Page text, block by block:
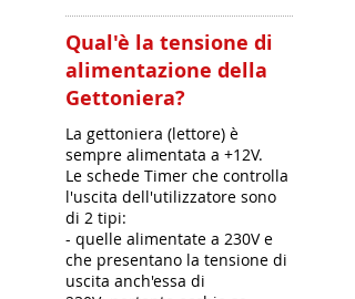
Qual'è la tensione di
alimentazione della
Gettoniera?
La gettoniera (lettore) è
sempre alimentata a +12V.
Le schede Timer che controlla
l'uscita dell'utilizzatore sono
di 2 tipi:
- quelle alimentate a 230V e
che presentano la tensione di
uscita anch'essa di